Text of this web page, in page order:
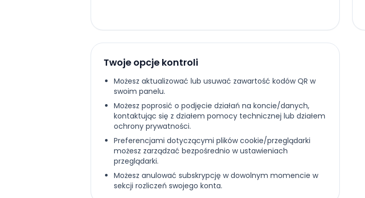
Twoje opcje kontroli
Możesz aktualizować lub usuwać zawartość kodów QR w
swoim panelu.
Możesz poprosić o podjęcie działań na koncie/danych,
kontaktując się z działem pomocy technicznej lub działem
ochrony prywatności.
Preferencjami dotyczącymi plików cookie/przeglądarki
możesz zarządzać bezpośrednio w ustawieniach
przeglądarki.
Możesz anulować subskrypcję w dowolnym momencie w
sekcji rozliczeń swojego konta.